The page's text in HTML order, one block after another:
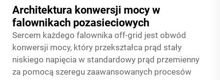
Architektura konwersji mocy w
falownikach pozasieciowych
Sercem każdego falownika off-grid jest obwód
konwersji mocy, który przekształca prąd stały
niskiego napięcia w standardowy prąd przemienny
za pomocą szeregu zaawansowanych procesów